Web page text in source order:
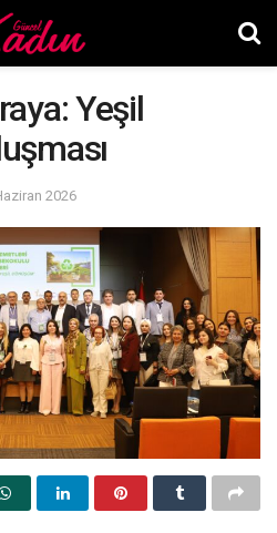
Yeşil
2026